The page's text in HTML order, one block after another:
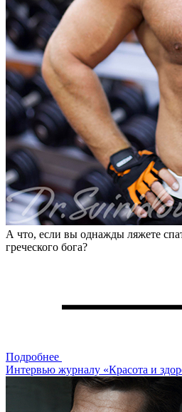
А что, если вы однажды ляжете
греческого бога?
Подробнее
Интервью журналу «Красота и